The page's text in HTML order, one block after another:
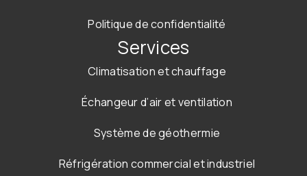
Politique de confidentialité
Services
Climatisation et chauffage
Échangeur d’air et ventilation
Système de géothermie
Réfrigération commercial et industriel